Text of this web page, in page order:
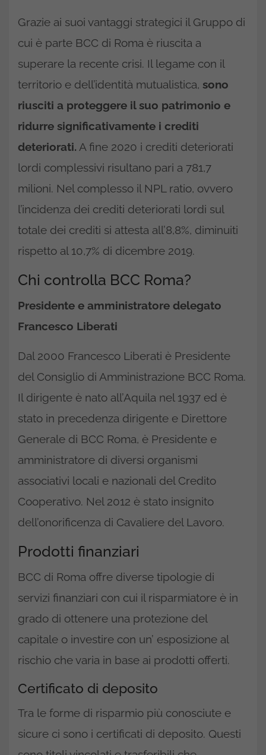
Grazie ai suoi vantaggi strategici il Gruppo di
cui è parte BCC di Roma è riuscita a
superare la recente crisi. Il legame con il
territorio e dell’identità mutualistica, sono
riusciti a proteggere il suo patrimonio e
ridurre significativamente i crediti
deteriorati. A fine 2020 i crediti deteriorati
lordi complessivi risultano pari a 781,7
milioni. Nel complesso il NPL ratio, ovvero
l’incidenza dei crediti deteriorati lordi sul
totale dei crediti si attesta all’8,8%, diminuiti
rispetto al 10,7% di dicembre 2019.
Chi controlla BCC Roma?
Presidente e amministratore delegato
Francesco Liberati
Dal 2000 Francesco Liberati è Presidente
del Consiglio di Amministrazione BCC Roma.
Il dirigente è nato all’Aquila nel 1937 ed è
stato in precedenza dirigente e Direttore
Generale di BCC Roma, è Presidente e
amministratore di diversi organismi
associativi locali e nazionali del Credito
Cooperativo. Nel 2012 è stato insignito
dell’onorificenza di Cavaliere del Lavoro.
Prodotti finanziari
BCC di Roma offre diverse tipologie di
servizi finanziari con cui il risparmiatore è in
grado di ottenere una protezione del
capitale o investire con un’ esposizione al
rischio che varia in base ai prodotti offerti.
Certificato di deposito
Tra le forme di risparmio più conosciute e
sicure ci sono i certificati di deposito. Questi